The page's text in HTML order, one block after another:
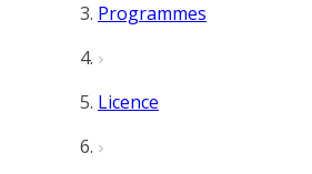
Programmes
Licence